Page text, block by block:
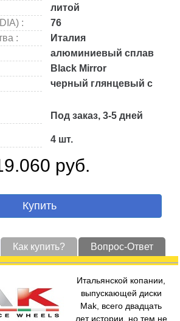
литой
:
76
:
Италия
алюминиевый сплав
Black Mirror
черный глянцевый с
Под заказ, 3-5 дней
4 шт.
руб.
Купить
Как купить? Вопрос-Ответ
Итальянской копании,
выпускающей диски
Mak, всего двадцать
лет истории, но тем не